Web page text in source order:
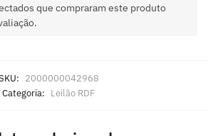
que compraram este produto
2000000042968
Categoria: Leilão RDF